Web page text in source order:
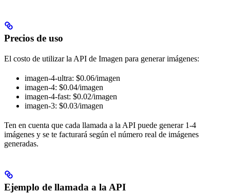
Precios de uso
El costo de utilizar la API de Imagen para generar imágenes:
imagen-4-ultra: $0.06/imagen
imagen-4: $0.04/imagen
imagen-4-fast: $0.02/imagen
imagen-3: $0.03/imagen
Ten en cuenta que cada llamada a la API puede generar 1-4
imágenes y se te facturará según el número real de imágenes
generadas.
Ejemplo de llamada a la API